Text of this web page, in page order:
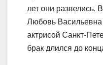
лет они развелись.
Любовь
актрисой Санкт-
брак длился до